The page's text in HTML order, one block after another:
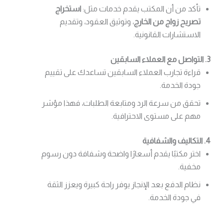
تأكد من أن المكتب يقدم خدمات مثل: استخراج
تصريح زواج من الخارج، وتوثيق العقود، وتقديم
الاستشارات القانونية.
3. التواصل مع العملاء السابقين
قراءة تجارب العملاء السابقين تساعدك على تقييم
جودة الخدمة.
تحقق من سرعة الرد ومتابعة الطلبات، فهذا مؤشر
مهم على مستوى الاحترافية.
4. التكاليف والشفافية
اختر مكتبًا يقدم أسعارًا واضحة وشفافة دون رسوم
مخفية.
نظام الدفع بعد الإنجاز يوفر راحة كبيرة ويعزز الثقة
في جودة الخدمة.